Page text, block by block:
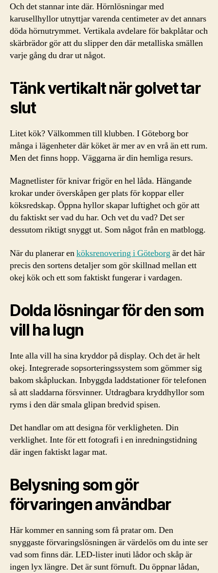
Och det stannar inte där. Hörnlösningar med
karusellhyllor utnyttjar varenda centimeter av det annars
döda hörnutrymmet. Vertikala avdelare för bakplåtar och
skärbrädor gör att du slipper den där metalliska smällen
varje gång du drar ut något.
Tänk vertikalt när golvet tar
slut
Litet kök? Välkommen till klubben. I Göteborg bor
många i lägenheter där köket är mer av en vrå än ett rum.
Men det finns hopp. Väggarna är din hemliga resurs.
Magnetlister för knivar frigör en hel låda. Hängande
krokar under överskåpen ger plats för koppar eller
köksredskap. Öppna hyllor skapar luftighet och gör att
du faktiskt ser vad du har. Och vet du vad? Det ser
dessutom riktigt snyggt ut. Som något från en matblogg.
När du planerar enköksrenovering i Göteborg är det här
precis den sortens detaljer som gör skillnad mellan ett
okej kök och ett som faktiskt fungerar i vardagen.
Dolda lösningar för den som
vill ha lugn
Inte alla vill ha sina kryddor på display. Och det är helt
okej. Integrerade sopsorteringssystem som gömmer sig
bakom skåpluckan. Inbyggda laddstationer för telefonen
så att sladdarna försvinner. Utdragbara kryddhyllor som
ryms i den där smala glipan bredvid spisen.
Det handlar om att designa för verkligheten. Din
verklighet. Inte för ett fotografi i en inredningstidning
där ingen faktiskt lagar mat.
Belysning som gör
förvaringen användbar
Här kommer en sanning som få pratar om. Den
snyggaste förvaringslösningen är värdelös om du inte ser
vad som finns där. LED-lister inuti lådor och skåp är
ingen lyx längre. Det är sunt förnuft. Du öppnar lådan,